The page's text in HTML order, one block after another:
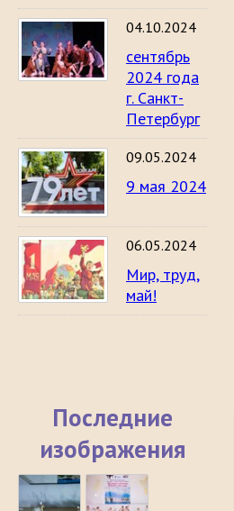
04.10.2024
сентябрь
2024 года
г. Санкт-
Петербург
09.05.2024
9 мая 2024
06.05.2024
Мир, труд,
май!
Последние
изображения